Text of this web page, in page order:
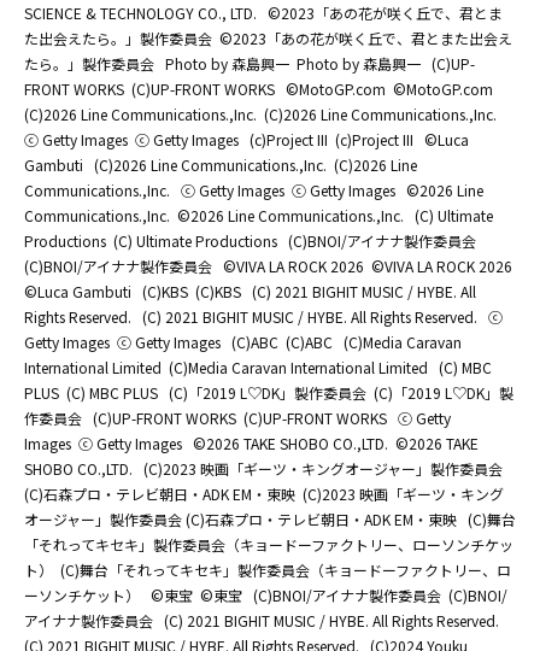
SCIENCE & TECHNOLOGY CO., LTD. ©2023「あの花が咲く丘で、君とま
た出会えたら。」製作委員会 ©2023「あの花が咲く丘で、君とまた出会え
たら。」製作委員会 Photo by 森島興一 Photo by 森島興一 (C)UP-
FRONT WORKS (C)UP-FRONT WORKS ©MotoGP.com ©MotoGP.com
(C)2026 Line Communications.,Inc. (C)2026 Line Communications.,Inc.
ⓒ Getty Images ⓒ Getty Images (c)Project III (c)Project III ©Luca
Gambuti (C)2026 Line Communications.,Inc. (C)2026 Line
Communications.,Inc. ⓒ Getty Images ⓒ Getty Images ©2026 Line
Communications.,Inc. ©2026 Line Communications.,Inc. (C) Ultimate
Productions (C) Ultimate Productions (C)BNOI/アイナナ製作委員会
(C)BNOI/アイナナ製作委員会 ©️VIVA LA ROCK 2026 ©️VIVA LA ROCK 2026
©Luca Gambuti (C)KBS (C)KBS (C) 2021 BIGHIT MUSIC / HYBE. All
Rights Reserved. (C) 2021 BIGHIT MUSIC / HYBE. All Rights Reserved. ⓒ
Getty Images ⓒ Getty Images (C)ABC (C)ABC (C)Media Caravan
International Limited (C)Media Caravan International Limited (C) MBC
PLUS (C) MBC PLUS (C)「2019 L♡DK」製作委員会 (C)「2019 L♡DK」製
作委員会 (C)UP-FRONT WORKS (C)UP-FRONT WORKS ⓒ Getty
Images ⓒ Getty Images ©2026 TAKE SHOBO CO.,LTD. ©2026 TAKE
SHOBO CO.,LTD. (C)2023 映画「ギーツ・キングオージャー」製作委員会
(C)石森プロ・テレビ朝日・ADK EM・東映 (C)2023 映画「ギーツ・キング
オージャー」製作委員会 (C)石森プロ・テレビ朝日・ADK EM・東映 (C)舞台
「それってキセキ」製作委員会（キョードーファクトリー、ローソンチケッ
ト）
(C)舞台「それってキセキ」製作委員会（キョードーファクトリー、ロ
ーソンチケット）
©東宝 ©東宝 (C)BNOI/アイナナ製作委員会 (C)BNOI/
アイナナ製作委員会 (C) 2021 BIGHIT MUSIC / HYBE. All Rights Reserved.
(C) 2021 BIGHIT MUSIC / HYBE. All Rights Reserved. (C)2024 Youku